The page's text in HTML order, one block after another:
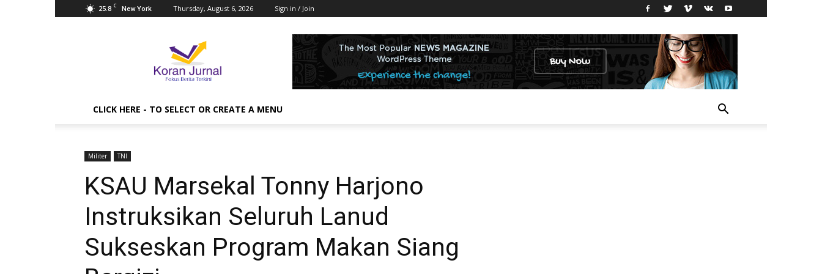
25.8 C New York Thursday, August 6, 2026 Sign in / Join
CLICK HERE - TO SELECT OR CREATE A MENU
Militer TNI
KSAU Marsekal Tonny Harjono
Instruksikan Seluruh Lanud
Sukseskan Program Makan Siang